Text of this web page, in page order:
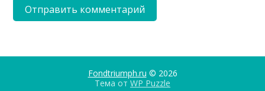
Fondtriumph.ru © 2026
Тема от WP Puzzle